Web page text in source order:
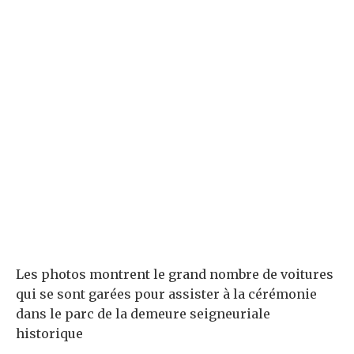
Les photos montrent le grand nombre de voitures
qui se sont garées pour assister à la cérémonie
dans le parc de la demeure seigneuriale
historique